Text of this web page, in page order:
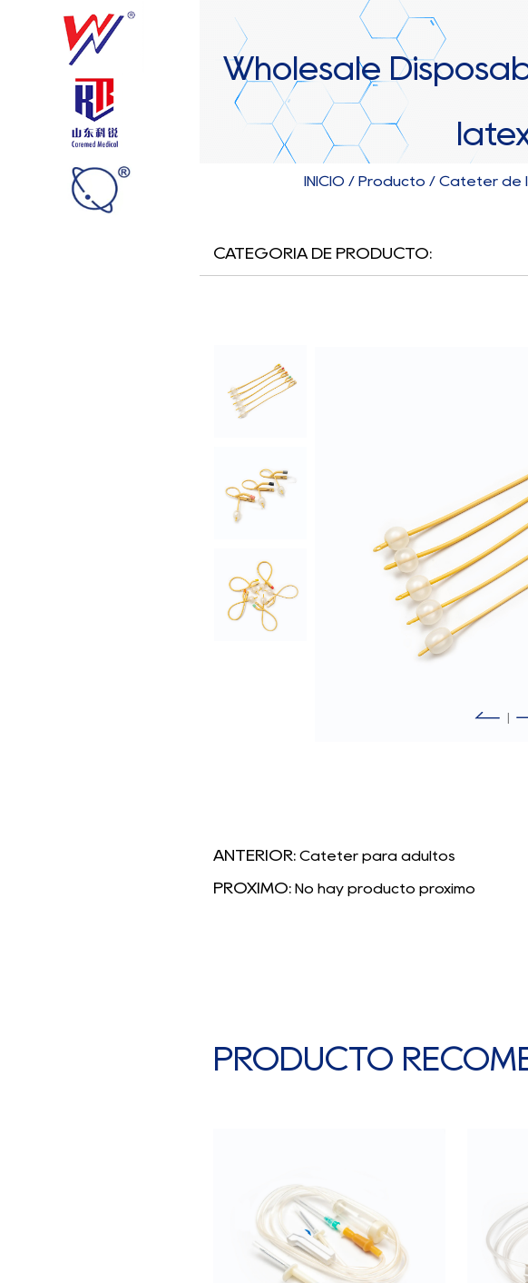
Wholesale
INICIO / Producto / Catéter de
CATEGORIA DE PRODUCTO:
ANTERIOR: Catéter para adultos
PRÓXIMO: No hay producto próximo
PRODUCTO